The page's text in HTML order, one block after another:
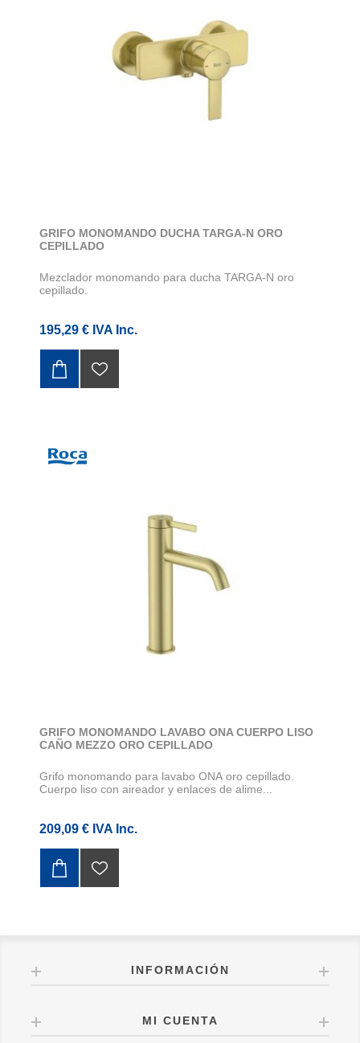
GRIFO MONOMANDO DUCHA TARGA-N ORO
CEPILLADO
Mezclador monomando para ducha TARGA-N oro
cepillado.
195,29 € IVA Inc.
GRIFO MONOMANDO LAVABO ONA CUERPO LISO
CAÑO MEZZO ORO CEPILLADO
Grifo monomando para lavabo ONA oro cepillado.
Cuerpo liso con aireador y enlaces de alime...
209,09 € IVA Inc.
INFORMACIÓN
MI CUENTA